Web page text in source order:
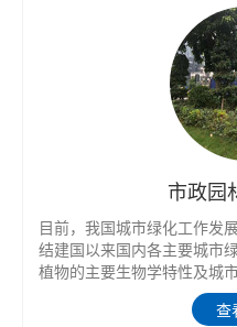
市政园
目前，我国城市绿化工作发
结建国以来国内各主要城市
植物的主要生物学特性及城
的绿化施工规范，作为绿化
施工有章可循，有据可依，查